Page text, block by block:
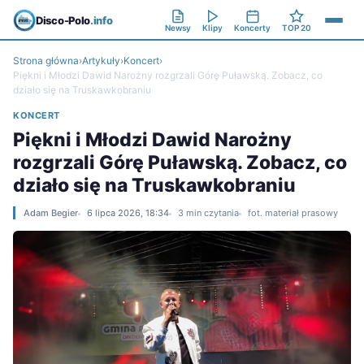
Disco-Polo.info
Newsy Klipy Koncerty TOP 20
Strona główna›Artykuły›Koncert›
Piękni i Młodzi Dawid Narożny rozgrzali Górę Puławską. Zobacz, co
działo się na Truskawkobraniu
KONCERT
Piękni i Młodzi Dawid Narożny
rozgrzali Górę Puławską. Zobacz, co
działo się na Truskawkobraniu
Adam Begier 6 lipca 2026, 18:34 3 min czytania fot. materiał prasowy